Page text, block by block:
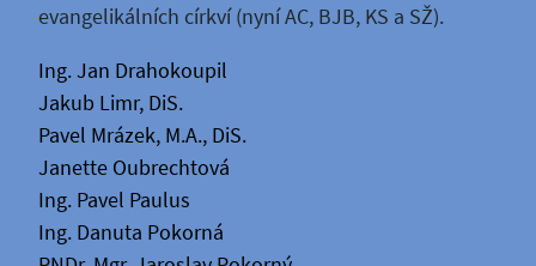
evangelikálních církví (nyní AC, BJB, KS a SŽ).
Ing. Jan Drahokoupil
Jakub Limr, DiS.
Pavel Mrázek, M.A., DiS.
Janette Oubrechtová
Ing. Pavel Paulus
Ing. Danuta Pokorná